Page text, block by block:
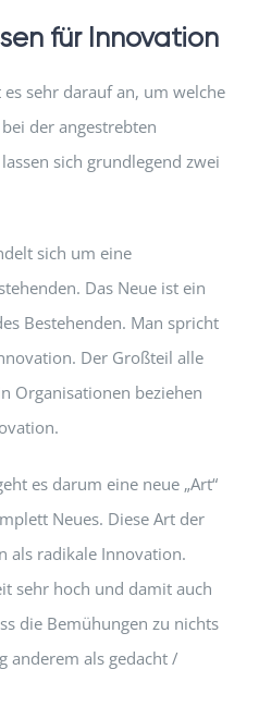
für Innovation
sehr darauf an, um welche
der angestrebten
sich grundlegend zwei
sich um eine
Das Neue ist ein
Bestehenden. Man spricht
Der Großteil alle
Organisationen beziehen
es darum eine neue „Art“
Neues. Diese Art der
als radikale Innovation.
sehr hoch und damit auch
die Bemühungen zu nichts
anderem als gedacht /